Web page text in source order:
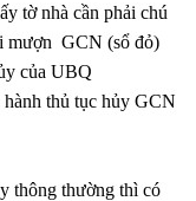
tờ nhà cần phải chú
mượn GCN (sổ đỏ)
của UBQ
thủ tục hủy GCN
thông thường thì có